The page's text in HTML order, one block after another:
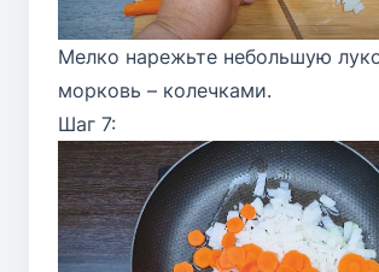
Мелко нарежьте небольшую
морковь – колечками.
Шаг 7: